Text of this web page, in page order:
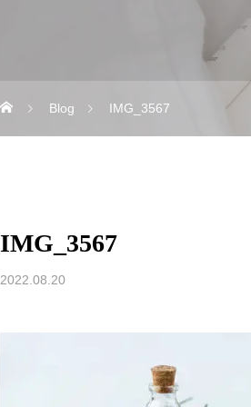
Blog IMG_3567
IMG_3567
2022.08.20